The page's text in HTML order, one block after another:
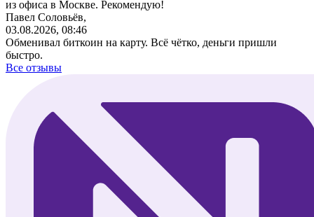
из офиса в Москве. Рекомендую!
Павел Соловьёв,
03.08.2026, 08:46
Обменивал биткоин на карту. Всё чётко, деньги пришли
быстро.
Все отзывы